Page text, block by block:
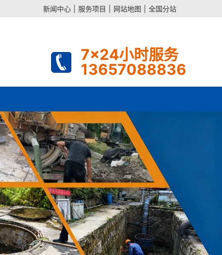
新闻中心 服务项目 网站地图 全国分站
7x24小时服务
13657088836